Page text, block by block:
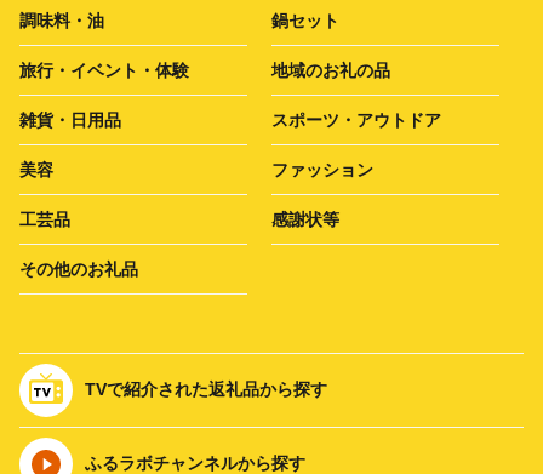
調味料・油 鍋セット
旅行・イベント・体験 地域のお礼の品
雑貨・日用品 スポーツ・アウトドア
美容 ファッション
工芸品 感謝状等
その他のお礼品
TVで紹介された返礼品から探す
ふるラボチャンネルから探す